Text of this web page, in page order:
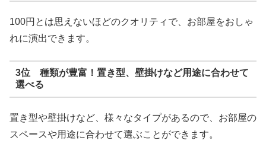
100円とは思えないほどのクオリティで、お部屋をおしゃ
れに演出できます。
3位 種類が豊富！置き型、壁掛けなど用途に合わせて
選べる
置き型や壁掛けなど、様々なタイプがあるので、お部屋の
スペースや用途に合わせて選ぶことができます。